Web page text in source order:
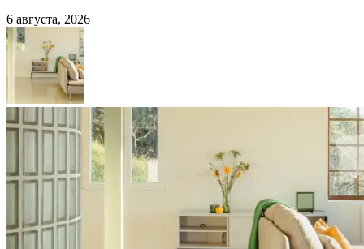
6 августа, 2026